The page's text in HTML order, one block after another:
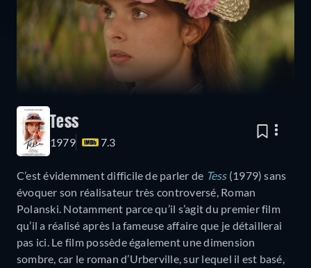
Tess
1979 7.3
C’est évidemment difficile de parler de Tess(1979) sans
évoquer son réalisateur très controversé, Roman
Polanski. Notamment parce qu’il s’agit du premier film
qu’il a réalisé après la fameuse affaire que je détaillerai
pas ici. Le film possède également une dimension
sombre, car le roman d’Urberville, sur lequel il est basé,